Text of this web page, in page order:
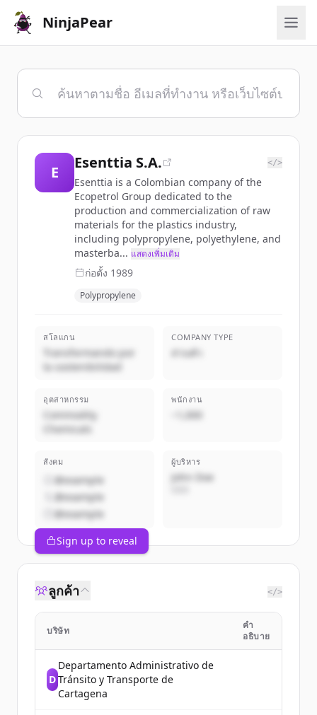
NinjaPear
E
Esenttia S.A. </>
Esenttia is a Colombian company of the
Ecopetrol Group dedicated to the
production and commercialization of raw
materials for the plastics industry,
including polypropylene, polyethylene, and
masterba... แสดงเพิ่มเติม
ก่อตั้ง 1989
Polypropylene
สโลแกน
Transformando por
la sostenibilidad
COMPANY TYPE
ส่วนตัว
อุตสาหกรรม
Commodity
Chemicals
พนักงาน
~1,000
สังคม
@example
@example
@example
ผู้บริหาร
John Doe
Sign up to reveal
ลูกค้า </>
บริษัท
คำ
อธิบาย
D
Departamento Administrativo de
Tránsito y Transporte de
Cartagena